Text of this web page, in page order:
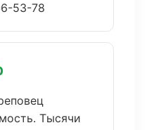
53-78
Тысячи